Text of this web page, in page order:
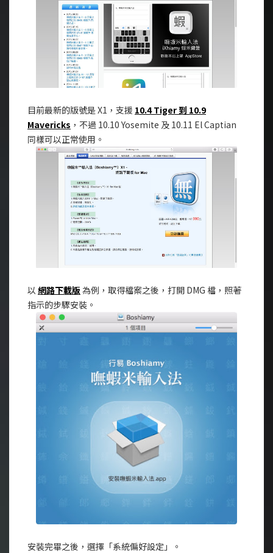
目前最新的版號是 X1，支援 10.4 Tiger 到 10.9
Mavericks ，不過 10.10 Yosemite 及 10.11 El Captian
同樣可以正常使用。
以 網路下載版為例，取得檔案之後，打開 DMG 檔，照著
指示的步驟安裝。
安裝完畢之後，選擇「系統偏好設定」。